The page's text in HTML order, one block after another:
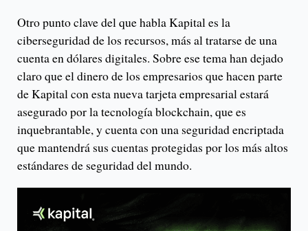
Otro punto clave del que habla Kapital es la
ciberseguridad de los recursos, más al tratarse de una
cuenta en dólares digitales. Sobre ese tema han dejado
claro que el dinero de los empresarios que hacen parte
de Kapital con esta nueva tarjeta empresarial estará
asegurado por la tecnología blockchain, que es
inquebrantable, y cuenta con una seguridad encriptada
que mantendrá sus cuentas protegidas por los más altos
estándares de seguridad del mundo.